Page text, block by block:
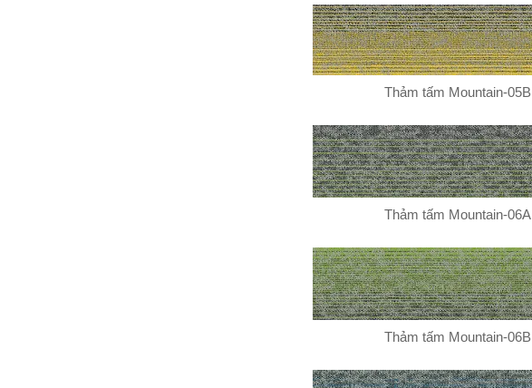
Thảm tấm Mountain-05B
Thảm tấm Mountain-06A
Thảm tấm Mountain-06B